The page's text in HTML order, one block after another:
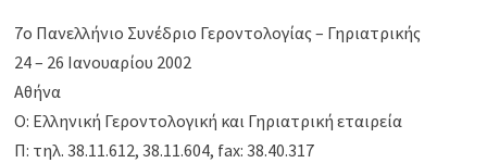
7o Πανελλήνιο Συνέδριο Γεροντολογίας – Γηριατρικής
24 – 26 Ιανουαρίου 2002
Αθήνα
Ο: Ελληνική Γεροντολογική και Γηριατρική εταιρεία
Π: τηλ. 38.11.612, 38.11.604, fax: 38.40.317